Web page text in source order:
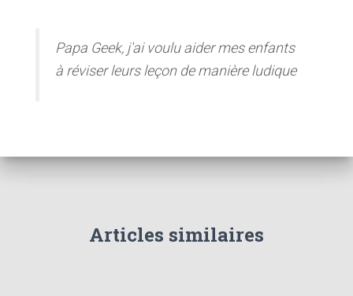
Papa Geek, j'ai voulu aider mes enfants
à réviser leurs leçon de manière ludique
Articles similaires